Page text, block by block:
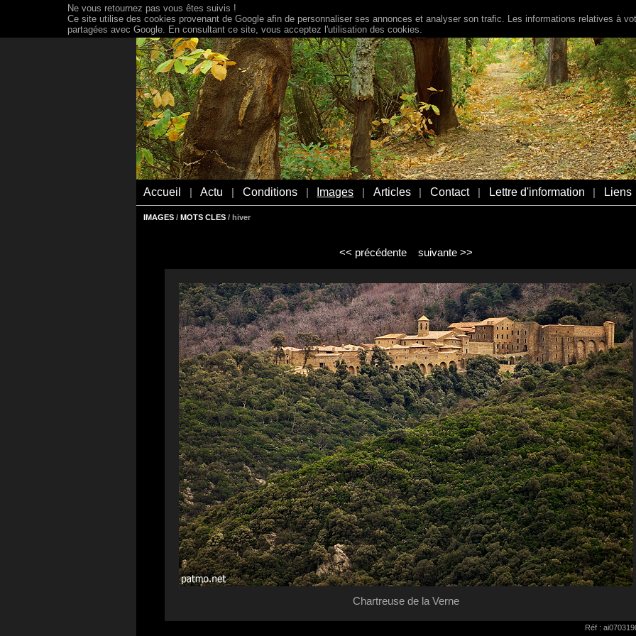
Accueil Actu Conditions Images Articles Contact Lettre d'information Liens
IMAGES / MOTS CLES / hiver
<< précédente suivante >>
Chartreuse de la Verne
Réf :
Ne vous retournez pas vous êtes suivis !
Ce site utilise des cookies provenant de Google afin de personnaliser ses annonces et analyser son trafic. Les informations relatives à
partagées avec Google. En consultant ce site, vous acceptez l'utilisation des cookies.